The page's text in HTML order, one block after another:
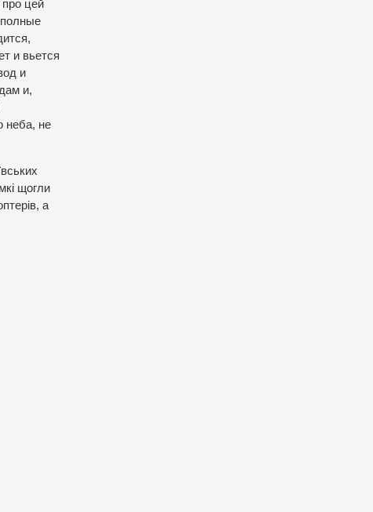
цей
полные
и вьется
и
и,
неба, не
щогли
а